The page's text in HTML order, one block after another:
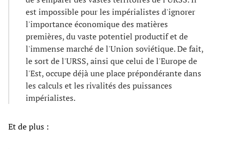
est impossible pour les impérialistes d'ignorer
l'importance économique des matières
premières, du vaste potentiel productif et de
l'immense marché de l'Union soviétique. De fait,
le sort de l'URSS, ainsi que celui de l'Europe de
l'Est, occupe déjà une place prépondérante dans
les calculs et les rivalités des puissances
impérialistes.
Et de plus :